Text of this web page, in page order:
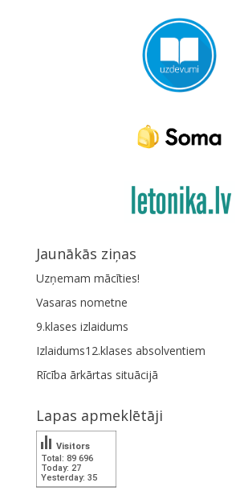
Jaunākās ziņas
Uzņemam mācīties!
Vasaras nometne
9.klases izlaidums
Izlaidums12.klases absolventiem
Rīcība ārkārtas situācijā
Lapas apmeklētāji
Total: 89 696
Today: 27
Yesterday: 35
Visitors